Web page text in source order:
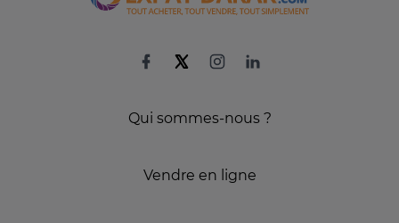
Qui sommes-nous ?
Vendre en ligne